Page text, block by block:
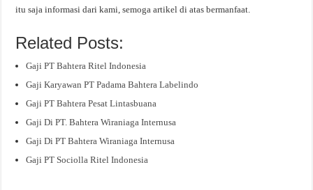
itu saja informasi dari kami, semoga artikel di atas bermanfaat.
Related Posts:
Gaji PT Bahtera Ritel Indonesia
Gaji Karyawan PT Padama Bahtera Labelindo
Gaji PT Bahtera Pesat Lintasbuana
Gaji Di PT. Bahtera Wiraniaga Internusa
Gaji Di PT Bahtera Wiraniaga Internusa
Gaji PT Sociolla Ritel Indonesia